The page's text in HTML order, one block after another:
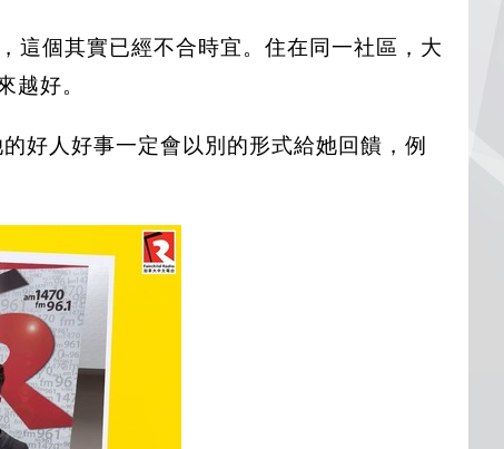
這個其實已經不合時宜。住在同一社區，大
越好。
好人好事一定會以別的形式給她回饋，例